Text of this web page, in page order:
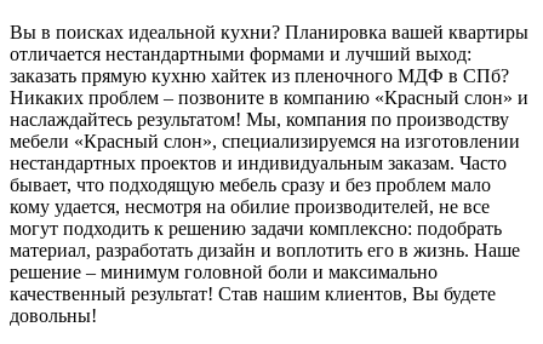
Вы в поисках идеальной кухни? Планировка вашей квартиры
отличается нестандартными формами и лучший выход:
заказать прямую кухню хайтек из пленочного МДФ в СПб?
Никаких проблем – позвоните в компанию «Красный слон» и
наслаждайтесь результатом! Мы, компания по производству
мебели «Красный слон», специализируемся на изготовлении
нестандартных проектов и индивидуальным заказам. Часто
бывает, что подходящую мебель сразу и без проблем мало
кому удается, несмотря на обилие производителей, не все
могут подходить к решению задачи комплексно: подобрать
материал, разработать дизайн и воплотить его в жизнь. Наше
решение – минимум головной боли и максимально
качественный результат! Став нашим клиентов, Вы будете
довольны!